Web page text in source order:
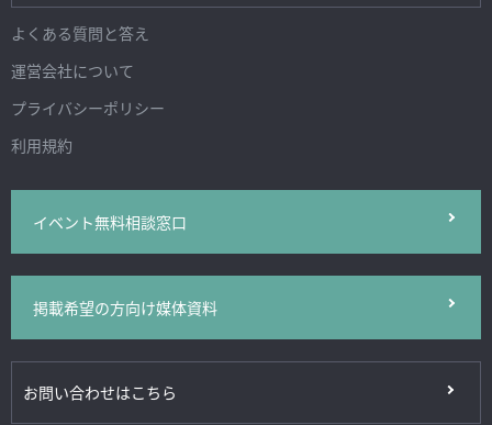
よくある質問と答え
運営会社について
プライバシーポリシー
利用規約
イベント無料相談窓口
掲載希望の方向け媒体資料
お問い合わせはこちら